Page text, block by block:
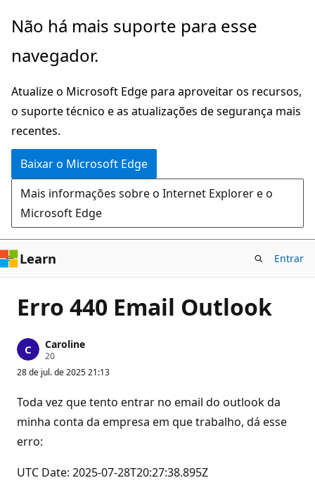
Pular
o
principal
Não há mais suporte para esse
navegador.
Atualize o Microsoft Edge para aproveitar os recursos,
o suporte técnico e as atualizações de segurança mais
recentes.
Baixar o Microsoft Edge
Mais informações sobre o Internet Explorer e o
Microsoft Edge
Learn Entrar
Erro 440 Email Outlook
Caroline
20P
o
n
o
s
d
e
u
28 de jul. de 2025 21:13
Toda vez que tento entrar no email do outlook da
minha conta da empresa em que trabalho, dá esse
erro:
UTC Date: 2025-07-28T20:27:38.895Z